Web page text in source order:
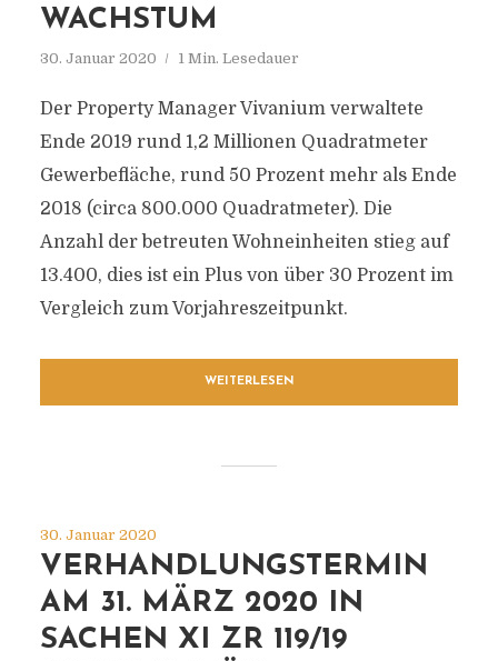
WACHSTUM
30. Januar 2020 1 Min. Lesedauer
Der Property Manager Vivanium verwaltete
Ende 2019 rund 1,2 Millionen Quadratmeter
Gewerbefläche, rund 50 Prozent mehr als Ende
2018 (circa 800.000 Quadratmeter). Die
Anzahl der betreuten Wohneinheiten stieg auf
13.400, dies ist ein Plus von über 30 Prozent im
Vergleich zum Vorjahreszeitpunkt.
WEITERLESEN
30. Januar 2020
VERHANDLUNGSTERMIN
AM 31. MÄRZ 2020 IN
SACHEN XI ZR 119/19